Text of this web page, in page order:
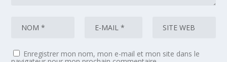
Enregistrer mon nom, mon e-mail et mon site dans le